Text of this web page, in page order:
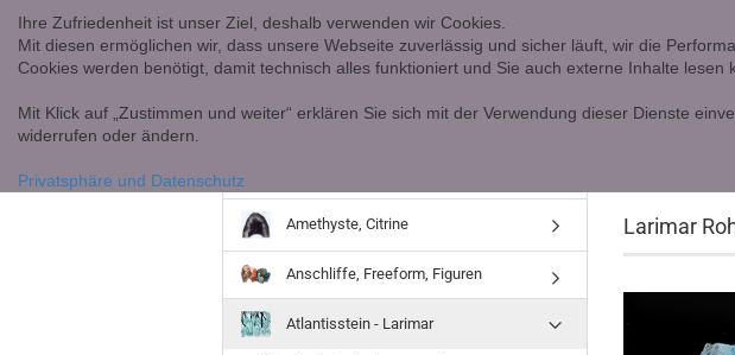
Ihre Zufriedenheit ist unser Ziel, deshalb verwenden wir Cookies.
Mit diesen ermöglichen wir, dass unsere Webseite zuverlässig und sicher läuft, wir die
Cookies werden benötigt, damit technisch alles funktioniert und Sie auch externe Inhalte lesen
Mit Klick auf „Zustimmen und weiter“ erklären Sie sich mit der Verwendung dieser Dienste
widerrufen oder ändern.
Privatsphäre und Datenschutz
Larimar
Amethyste, Citrine
Anschliffe, Freeform, Figuren
Atlantisstein - Larimar